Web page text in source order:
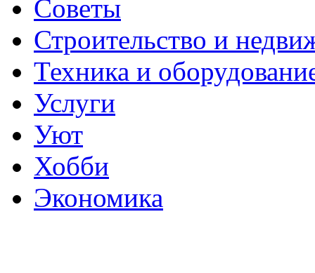
Советы
Строительство и
Техника и
Услуги
Уют
Хобби
Экономика